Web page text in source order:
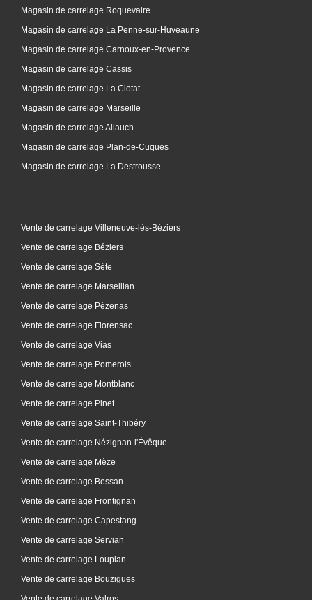
Magasin de carrelage Roquevaire
Magasin de carrelage La Penne-sur-Huveaune
Magasin de carrelage Carnoux-en-Provence
Magasin de carrelage Cassis
Magasin de carrelage La Ciotat
Magasin de carrelage Marseille
Magasin de carrelage Allauch
Magasin de carrelage Plan-de-Cuques
Magasin de carrelage La Destrousse
Vente de carrelage Villeneuve-lès-Béziers
Vente de carrelage Béziers
Vente de carrelage Sète
Vente de carrelage Marseillan
Vente de carrelage Pézenas
Vente de carrelage Florensac
Vente de carrelage Vias
Vente de carrelage Pomerols
Vente de carrelage Montblanc
Vente de carrelage Pinet
Vente de carrelage Saint-Thibéry
Vente de carrelage Nézignan-l'Évêque
Vente de carrelage Mèze
Vente de carrelage Bessan
Vente de carrelage Frontignan
Vente de carrelage Capestang
Vente de carrelage Servian
Vente de carrelage Loupian
Vente de carrelage Bouzigues